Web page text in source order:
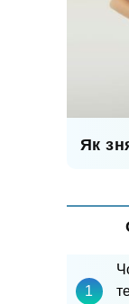
Як